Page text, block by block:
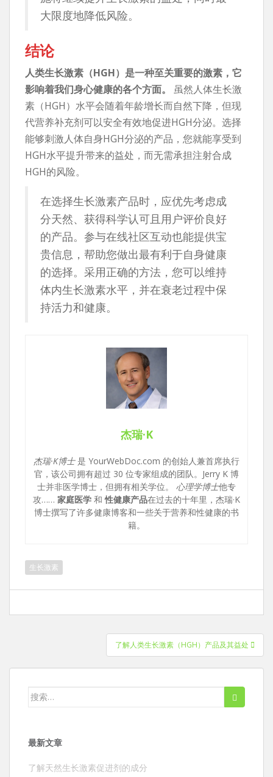
大限度地降低风险。
结论
人类生长激素（HGH）是一种至关重要的激素，它
影响着我们身心健康的各个方面。
虽然人体生长激
素（HGH）水平会随着年龄增长而自然下降，但现
代营养补充剂可以安全有效地促进HGH分泌。选择
能够刺激人体自身HGH分泌的产品，您就能享受到
HGH水平提升带来的益处，而无需承担注射合成
HGH的风险。
在选择生长激素产品时，应优先考虑成
分天然、获得科学认可且用户评价良好
的产品。参与在线社区互动也能提供宝
贵信息，帮助您做出最有利于自身健康
的选择。采用正确的方法，您可以维持
体内生长激素水平，并在衰老过程中保
持活力和健康。
杰瑞·K
杰瑞·K博士是 YourWebDoc.com 的创始人兼首席执行
官，该公司拥有超过 30 位专家组成的团队。Jerry K 博
士并非医学博士，但拥有相关学位。 心理学博士他专
攻…… 家庭医学 和性健康产品在过去的十年里，杰瑞·K
博士撰写了许多健康博客和一些关于营养和性健康的书
籍。
生长激素
导
了解人类生长激素（HGH）产品及其益处
搜
最新文章
了解天然生长激素促进剂的成分